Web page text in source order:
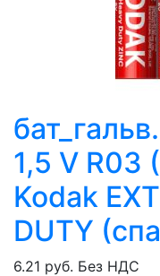
1,5 V R03
Kodak
DUTY
6.21 руб. Без НДС